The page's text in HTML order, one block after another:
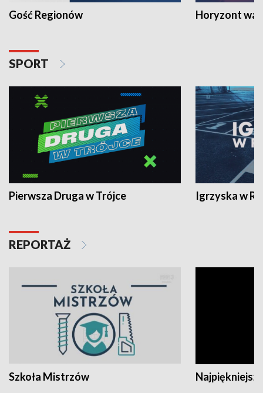
Gość Regionów Horyzont
SPORT
Pierwsza Druga w Trójce Igrzyska w
REPORTAŻ
Szkoła Mistrzów